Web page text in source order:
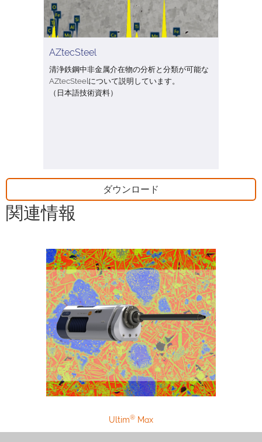
AZtecSteel
清浄鉄鋼中非金属介在物の分析と分類が可能な
AZtecSteelについて説明しています。
（日本語技術資料）
ダウンロード
関連情報
Ultim® Max